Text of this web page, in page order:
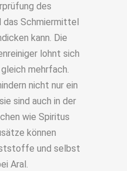
des
Schmiermittel
kann. Die
lohnt sich
mehrfach.
nicht nur ein
sind auch in der
wie Spiritus
können
und selbst
Aral.